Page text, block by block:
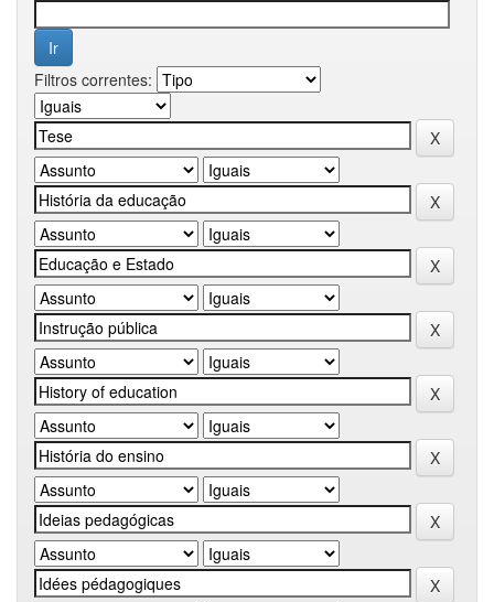
Filtros correntes: